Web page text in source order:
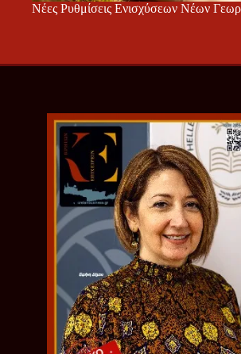
Νέες Ρυθμίσεις Ενισχύσεων Νέων